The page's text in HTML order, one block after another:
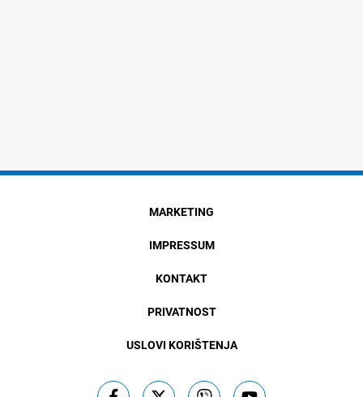
MARKETING
IMPRESSUM
KONTAKT
PRIVATNOST
USLOVI KORIŠTENJA